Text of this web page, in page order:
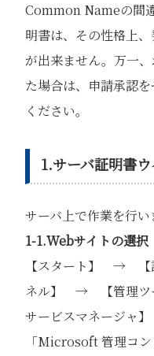
Common Nameの間
明書は、その性格上
が出来ません。万一
た場合は、申請承認
ください。
1.サーバ証明書
サーバ上で作業を行い
1-1.Webサイトの選択
【スタート】 →
ネル】 → 【管理ツ
サービスマネージャ
「Microsoft 管理コ